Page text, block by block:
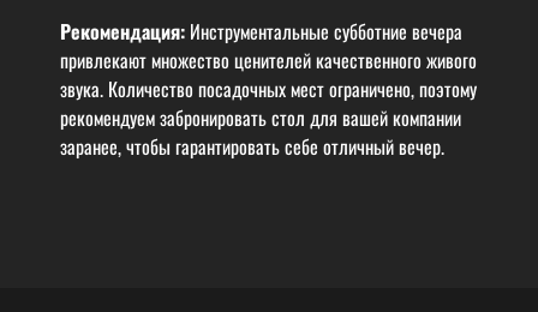
Рекомендация: Инструментальные субботние вечера
привлекают множество ценителей качественного живого
звука. Количество посадочных мест ограничено, поэтому
рекомендуем забронировать стол для вашей компании
заранее, чтобы гарантировать себе отличный вечер.